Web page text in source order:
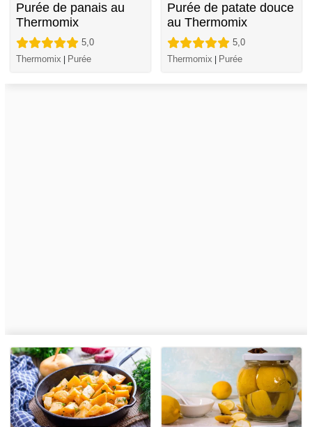
Purée de panais au
Thermomix
5,0
Thermomix
Purée
Purée de patate douce
au Thermomix
5,0
Thermomix
Purée